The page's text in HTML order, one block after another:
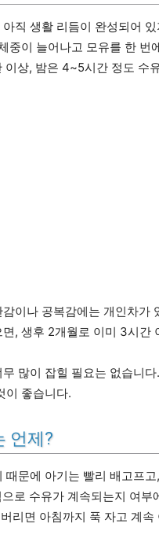
직 생활 리듬이 완성되어
중이 늘어나고 모유를 한 번
이상, 밤은 4~5시간 정도 수
이나 공복감에는 개인차
, 생후 2개월로 이미 3시간
많이 잡힐 필요는 없습니
이 좋습니다.
언제?
때문에 아기는 빨리 배고프
로 수유가 계속되는지 여
리면 아침까지 푹 자고 계속